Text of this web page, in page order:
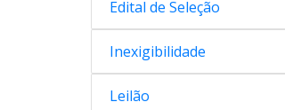
Edital de Seleção
Inexigibilidade
Leilão